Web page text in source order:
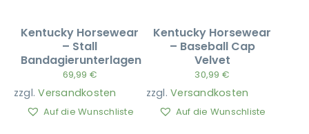
Kentucky Horsewear
– Stall
Bandagierunterlagen
69,99 €
zzgl.Versandkosten
Auf die Wunschliste
Kentucky Horsewear
– Baseball Cap
Velvet
30,99 €
zzgl.Versandkosten
Auf die Wunschliste